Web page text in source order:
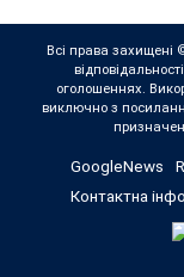
Всі права захищені
оголошеннях.
виключно з
GoogleNews
Контактна